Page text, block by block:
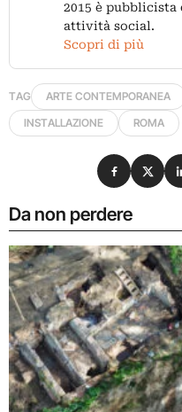
2015 è pubblicista
attività social.
Scopri di più
TAG ARTE CONTEMPORANEA
INSTALLAZIONE
ROMA
Da non perdere
Condividi